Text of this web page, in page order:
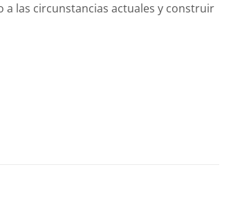
a las circunstancias actuales y construir